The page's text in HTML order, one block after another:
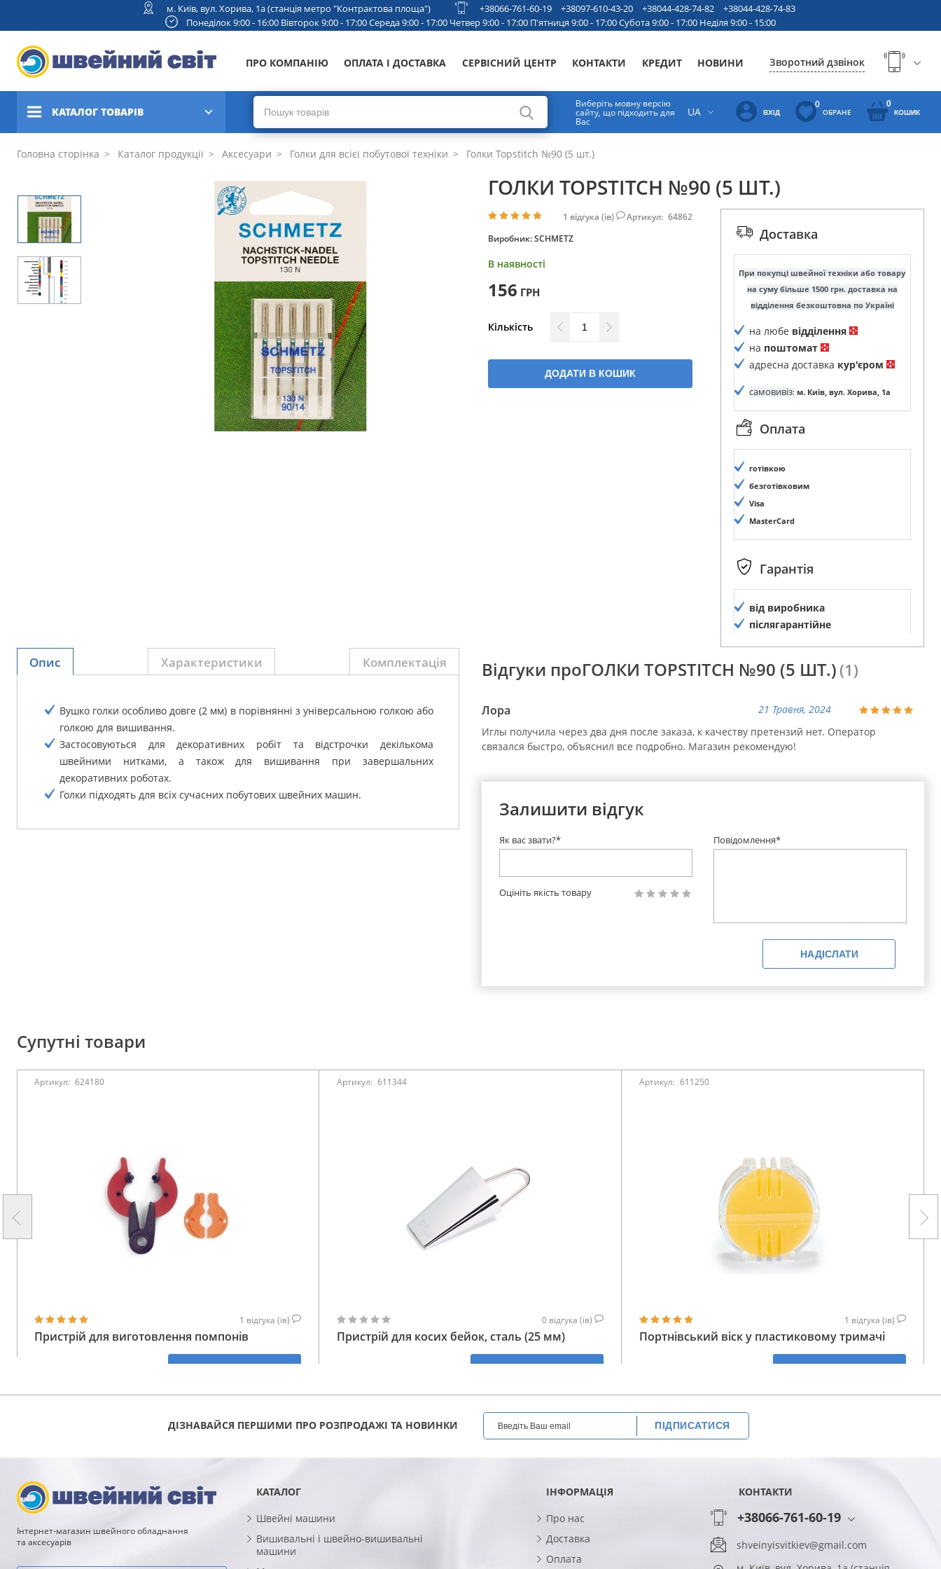
м. Київ, вул. Хорива, 1а (станція метро "Контрактова площа") +38066-761-60-19 +38097-610-43-20 +38044-428-74-82
+38044-428-74-83
Понеділок 9:00 - 16:00 Вівторок 9:00 - 17:00 Середа 9:00 - 17:00 Четвер 9:00 - 17:00 П'ятниця 9:00 - 17:00 Субота 9:00 - 17:00 Неділя 9:00 - 15:00
ПРО КОМПАНІЮ ОПЛАТА І ДОСТАВКА СЕРВІСНИЙ ЦЕНТР КОНТАКТИ КРЕДИТ НОВИНИ Зворотний дзвінок
КАТАЛОГ ТОВАРІВ
Швейні машини
Коверлоки, оверлоки,
плоскошовні машини
В'язальні машини
Виберіть мовну версію
сайту, що підходить для
Вас
UA ВХІД
0
ОБРАНЕ
0
КОШИК
Головна сторінка Каталог продукції Аксесуари Голки для всієї побутової техніки Голки Topstitch №90 (5 шт.)
ГОЛКИ TOPSTITCH №90 (5 ШТ.)
1 відгука (ів) Артикул: 64862
Виробник:SCHMETZ
В наявності
156 ГРН
Кількість
ДОДАТИ В КОШИК
Доставка
При покупці швейної техніки або товару
на суму більше 1500 грн. доставка на
відділення безкоштовна по Україні
на любе відділення
на поштомат
адресна доставка кур'єром
самовивіз: м. Київ, вул. Хорива, 1а
Оплата
готівкою
безготівковим
Visa
MasterCard
Гарантія
від виробника
післягарантійне
Опис Характеристики Комплектація
Вушко голки особливо довге (2 мм) в порівнянні з універсальною голкою або
голкою для вишивання.
Застосовуються для декоративних робіт та відстрочки декількома
швейними нитками, а також для вишивання при завершальних
декоративних роботах.
Голки підходять для всіх сучасних побутових швейних машин.
Відгуки проГОЛКИ TOPSTITCH №90 (5 ШТ.) (1)
Лора
21 Травня, 2024
Иглы получила через два дня после заказа, к качеству претензий нет. Оператор
связался быстро, объяснил все подробно. Магазин рекомендую!
Залишити відгук
Повідомлення*
Як вас звати?*
Оцініть якість товару
НАДІСЛАТИ
Супутні товари
Артикул: 624180
1 відгука (ів)
Пристрій для виготовлення помпонів
Артикул: 611344
0 відгука (ів)
Пристрій для косих бейок, сталь (25 мм)
Артикул: 611250
1 відгука (ів)
Портнівський віск у пластиковому тримачі
ДІЗНАВАЙСЯ ПЕРШИМИ ПРО РОЗПРОДАЖІ ТА НОВИНКИ ПІДПИСАТИСЯ
Інтернет-магазин швейного обладнання
та аксесуарів
КАТАЛОГ
Швейні машини
Вишивальні і швейно-вишивальні
машини
ІНФОРМАЦІЯ
Про нас
Доставка
Оплата
КОНТАКТИ
+38066-761-60-19
shveinyisvitkiev@gmail.com